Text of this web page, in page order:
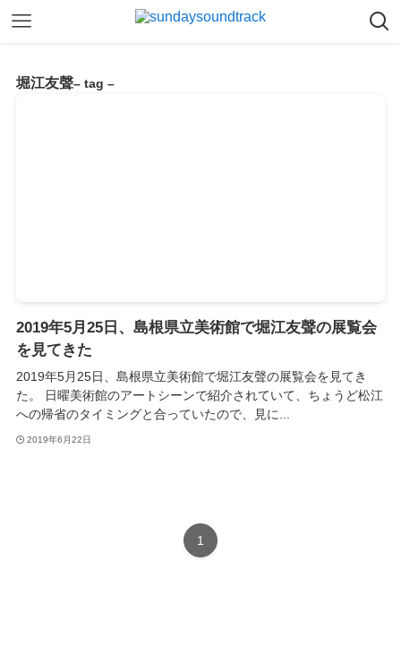
堀江友聲– tag –
2019年5月25日、島根県立美術館で堀江友聲の展覧会
を見てきた
2019年5月25日、島根県立美術館で堀江友聲の展覧会を見てき
た。 日曜美術館のアートシーンで紹介されていて、ちょうど松江
への帰省のタイミングと合っていたので、見に...
2019年6月22日
1